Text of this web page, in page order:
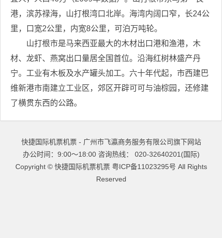
港，滨苏禄海，山打根湾口北岸。海湾内阔口窄，长24公
里，口宽2公里，内宽8公里，可泊万吨轮。
山打根市是马来西亚最大的木材出口港和渔港，木
材、龙虾、燕窝出口量居全国首位。沿海红树林盛产丹
宁。工业有木板及水产罐头加工。六十年代起，市西建巴
维新港市南建立工业区，郊区开辟可可与油棕园，还修建
了横贯东西的公路。
快捷国际机票机票 - 广州市飞瀛商务服务有限公司旗下网站
办公时间：9:00～18:00 咨询热线： 020-32640201(国际)
Copyright © 快捷国际机票机票 粤ICP备11023295号 All Rights
Reserved